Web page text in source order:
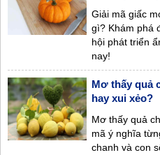
Giải mã giấc
gì? Khám phá
hội phát triển
nay!
Mơ thấy quả
hay xui xẻo?
Mơ thấy quả
mã ý nghĩa
chanh và con